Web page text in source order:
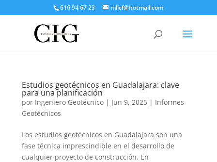
616 94 67 23 mllcf@hotmail.com
Estudios geotécnicos en Guadalajara: clave
para una planificación
por Ingeniero Geotécnico| Jun 9, 2025| Informes
Geotécnicos
Los estudios geotécnicos en Guadalajara son una
fase técnica imprescindible en el desarrollo de
cualquier proyecto de construcción. En